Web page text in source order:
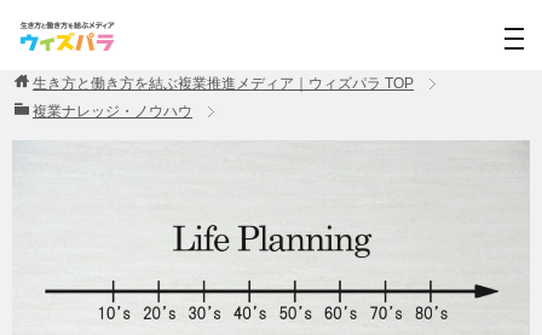
生き方と働き方を結ぶ複業推進メディア｜ウィズパラ TOP
複業ナレッジ・ノウハウ